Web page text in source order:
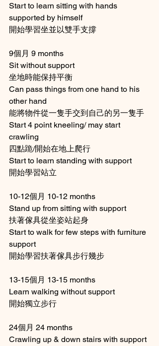
Start to learn sitting with hands
supported by himself
開始學習坐並以雙手支撐
9個月 9 months
Sit without support
坐地時能保持平衡
Can pass things from one hand to his
other hand
能將物件從一隻手交到自己的另一隻手
Start 4 point kneeling/ may start
crawling
四點跪/開始在地上爬行
Start to learn standing with support
開始學習站立
10-12個月 10-12 months
Stand up from sitting with support
扶著傢具從坐姿站起身
Start to walk for few steps with furniture
support
開始學習扶著傢具步行幾步
13-15個月 13-15 months
Learn walking without support
開始獨立步行
24個月 24 months
Crawling up & down stairs with support